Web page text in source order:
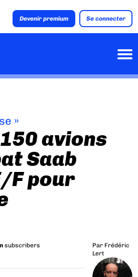
Devenir premium Se connecter
»
avions
Saab
F pour
subscribers
Par Frédéric
Lert